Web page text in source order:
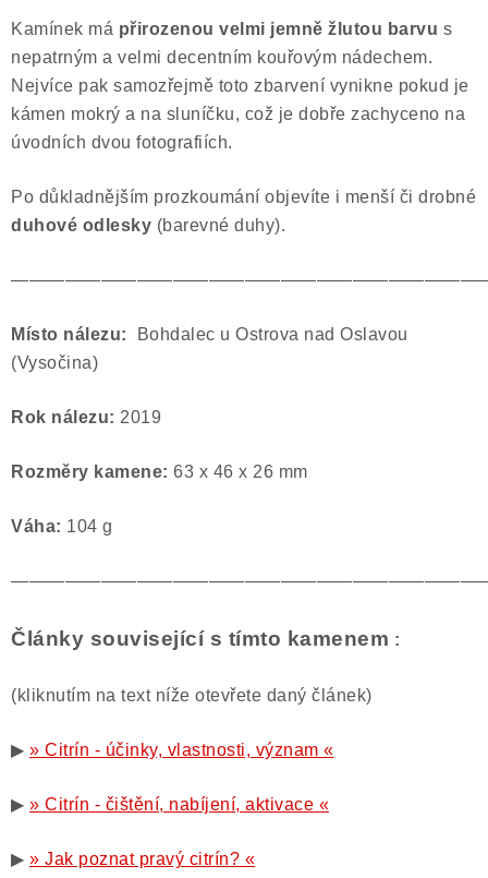
Kamínek má přirozenou velmi jemně žlutou barvu s
nepatrným a velmi decentním kouřovým nádechem.
Nejvíce pak samozřejmě toto zbarvení vynikne pokud je
kámen mokrý a na sluníčku, což je dobře zachyceno na
úvodních dvou fotografiích.
Po důkladnějším prozkoumání objevíte i menší či drobné
duhové odlesky (barevné duhy).
Místo nálezu:
Bohdalec u Ostrova nad Oslavou
(Vysočina)
Rok nálezu: 2019
Rozměry kamene: 63 x 46 x 26 mm
Váha: 104 g
Články související s tímto kamenem :
(kliknutím na text níže otevřete daný článek)
▶ » Citrín - účinky, vlastnosti, význam «
▶ » Citrín - čištění, nabíjení, aktivace «
▶ » Jak poznat pravý citrín? «